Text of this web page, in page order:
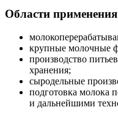
Области
крупные молочные
производство
хранения;
сыродельные
подготовка молока
и дальнейшими